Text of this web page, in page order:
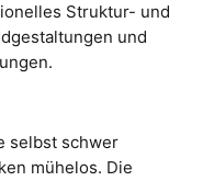
Struktur- und
und
selbst schwer
mühelos. Die